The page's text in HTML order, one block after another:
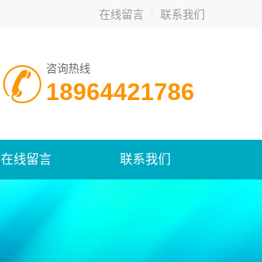
在线留言 联系我们
咨询热线
18964421786
在线留言 联系我们